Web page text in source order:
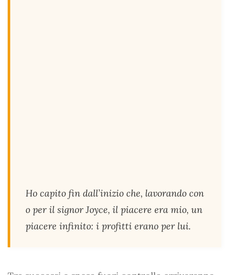
Ho capito fin dall’inizio che, lavorando con
o per il signor Joyce, il piacere era mio, un
piacere infinito: i profitti erano per lui.